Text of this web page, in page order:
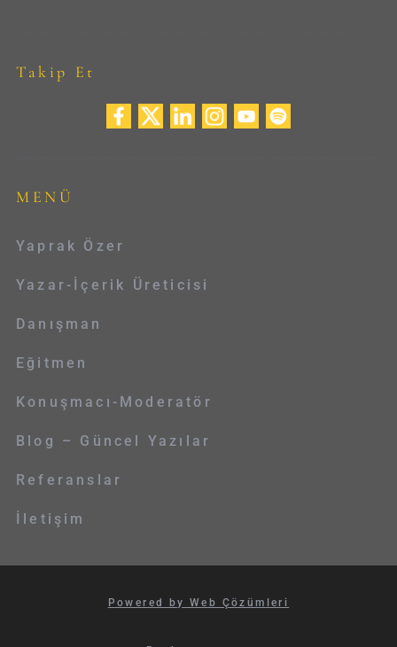
Takip Et
MENÜ
Yaprak Özer
Yazar-İçerik Üreticisi
Danışman
Eğitmen
Konuşmacı-Moderatör
Blog – Güncel Yazılar
Referanslar
İletişim
Powered by Web Çözümleri